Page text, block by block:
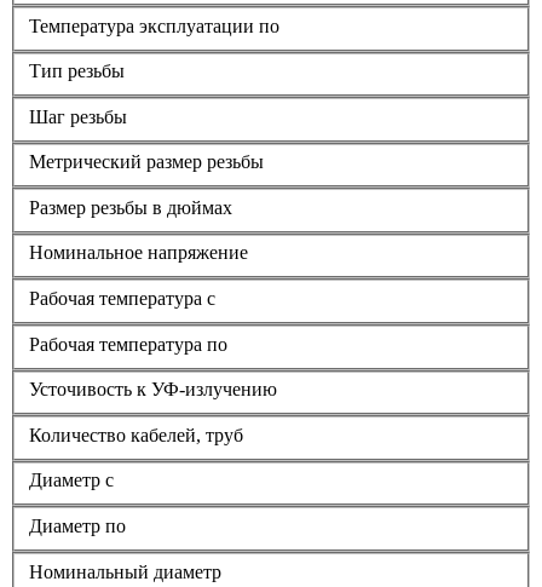
Температура эксплуатации по
Тип резьбы
Шаг резьбы
Метрический размер резьбы
Размер резьбы в дюймах
Номинальное напряжение
Рабочая температура с
Рабочая температура по
Усточивость к УФ-излучению
Количество кабелей, труб
Диаметр с
Диаметр по
Номинальный диаметр